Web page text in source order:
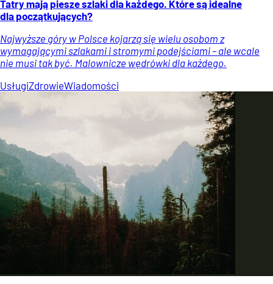
Tatry mają piesze szlaki dla każdego. Które są idealne
dla początkujących?
Najwyższe góry w Polsce kojarzą się wielu osobom z
wymagającymi szlakami i stromymi podejściami – ale wcale
nie musi tak być. Malownicze wędrówki dla każdego.
UsługiZdrowieWiadomości